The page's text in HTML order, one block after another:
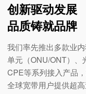
创新驱动发展
品质铸就品牌
我们率先推出多款业
单元（ONU/ONT）、
CPE等系列接入产品
全球宽带用户提供超高